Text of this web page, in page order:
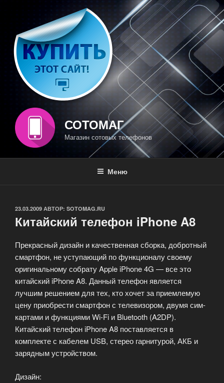
содержимому
СОТОМАГ
Магазин сотовых телефонов
Меню
ОПУБЛИКОВАНО
23.03.2009 АВТОР: SOTOMAG.RU
Китайский телефон iPhone A8
Прекрасный дизайн и качественная сборка, добротный
смартфон, не уступающий по функционалу своему
оригинальному собрату Apple iPhone 4G — все это
китайский iPhone A8. Данный телефон является
лучшим решением для тех, кто хочет за приемлемую
цену приобрести смартфон с телевизором, двумя сим-
картами и функциями Wi-Fi и Bluetooth (A2DP).
Китайский телефон iPhone A8 поставляется в
комплекте с кабелем USB, стерео гарнитурой, АКБ и
зарядным устройством.
Дизайн: